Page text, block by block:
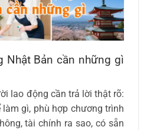
Nhật Bản cần những gì
lao động cần trả lời thật rõ:
gì, phù hợp chương trình
tài chính ra sao, có sẵn